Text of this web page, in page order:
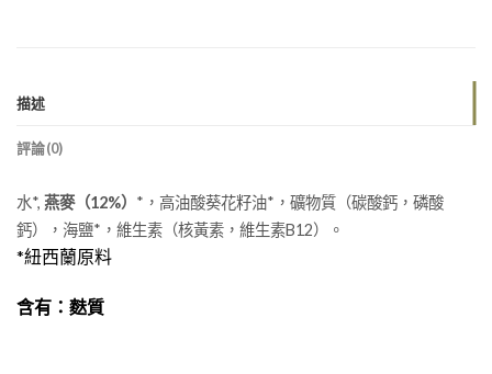
描述
評論(0)
水*, 燕麥（12%） *，高油酸葵花籽油*，礦物質（碳酸鈣，磷酸
鈣），海鹽*，維生素（核黃素，維生素B12）。
*紐西蘭原料
含有：麩質